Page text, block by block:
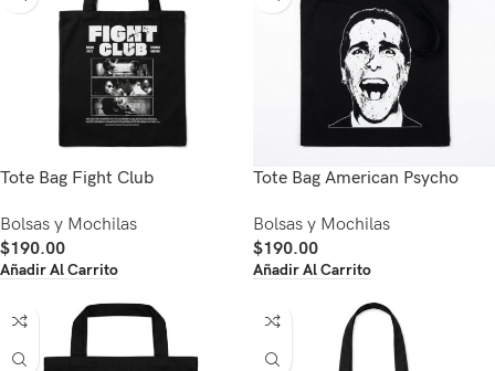
Tote Bag Fight Club
Bolsas y Mochilas
$190.00
Añadir Al Carrito
Tote Bag American Psycho
Bolsas y Mochilas
$190.00
Añadir Al Carrito